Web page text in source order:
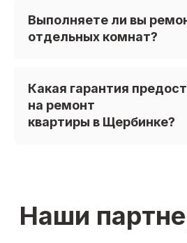
Выполняете ли вы
отдельных комнат?
Какая гарантия
на ремонт
квартиры в Щербинке?